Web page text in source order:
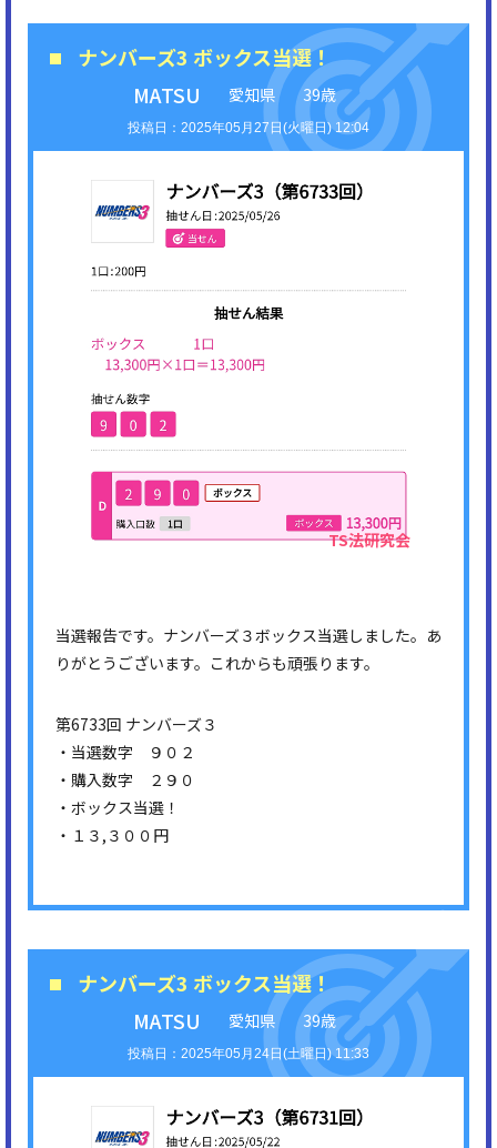
ナンバーズ3 ボックス当選！
MATSU
愛知県 39歳
2025年05月27日(火曜日) 12:04
当選報告です。ナンバーズ３ボックス当選しました。あ
りがとうございます。これからも頑張ります。
第6733回 ナンバーズ３
・当選数字 ９０２
・購入数字 ２９０
・ボックス当選！
・１３,３００円
ナンバーズ3 ボックス当選！
MATSU
愛知県 39歳
2025年05月24日(土曜日) 11:33